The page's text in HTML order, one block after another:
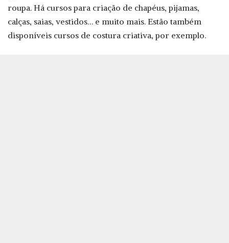
roupa. Há cursos para criação de chapéus, pijamas,
calças, saias, vestidos… e muito mais. Estão também
disponíveis cursos de costura criativa, por exemplo.